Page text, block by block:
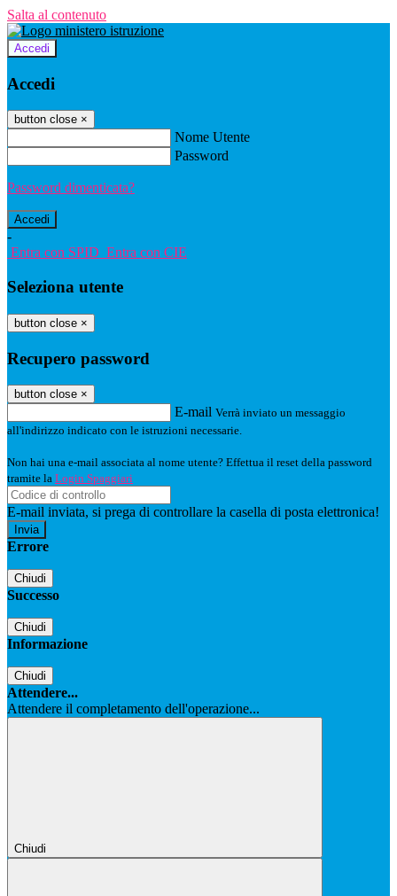
Salta al contenuto
Accedi
Accedi
button close ×
Nome Utente
Password
Password dimenticata?
-
Entra con SPID Entra con CIE
Seleziona utente
button close ×
Recupero password
button close ×
E-mail Verrà inviato un messaggio
all'indirizzo indicato con le istruzioni necessarie.
Non hai una e-mail associata al nome utente? Effettua il reset della password
tramite la Login Spaggiari
E-mail inviata, si prega di controllare la casella di posta elettronica!
Errore
Chiudi
Successo
Chiudi
Informazione
Chiudi
Attendere...
Attendere il completamento dell'operazione...
Chiudi